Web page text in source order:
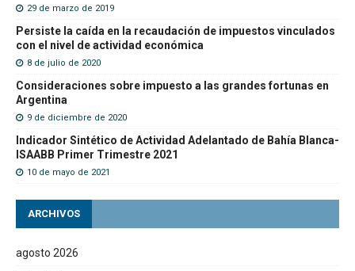
29 de marzo de 2019
Persiste la caída en la recaudación de impuestos vinculados
con el nivel de actividad económica
8 de julio de 2020
Consideraciones sobre impuesto a las grandes fortunas en
Argentina
9 de diciembre de 2020
Indicador Sintético de Actividad Adelantado de Bahía Blanca-
ISAABB Primer Trimestre 2021
10 de mayo de 2021
ARCHIVOS
agosto 2026